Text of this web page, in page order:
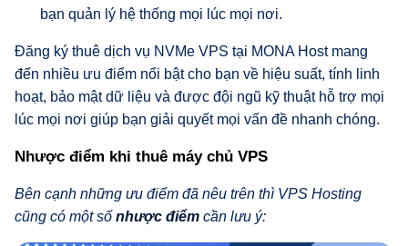
bạn quản lý hệ thống mọi lúc mọi nơi.
Đăng ký thuê dịch vụ NVMe VPS tại MONA Host mang
đến nhiều ưu điểm nổi bật cho bạn về hiệu suất, tính linh
hoạt, bảo mật dữ liệu và được đội ngũ kỹ thuật hỗ trợ mọi
lúc mọi nơi giúp bạn giải quyết mọi vấn đề nhanh chóng.
Nhược điểm khi thuê máy chủ VPS
Bên cạnh những ưu điểm đã nêu trên thì VPS Hosting
cũng có một số nhược điểm cần lưu ý: